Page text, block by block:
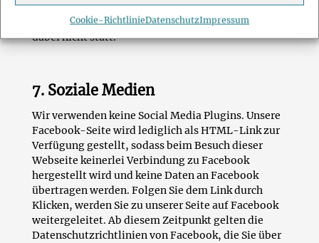
Cookie-RichtlinieDatenschutzImpressum
werden. Die Google Fonts sind lokal installiert.
Eine Verbindung zu Servern von Google findet
dabei nicht statt.
7. Soziale Medien
Wir verwenden keine Social Media Plugins. Unsere
Facebook-Seite wird lediglich als HTML-Link zur
Verfügung gestellt, sodass beim Besuch dieser
Webseite keinerlei Verbindung zu Facebook
hergestellt wird und keine Daten an Facebook
übertragen werden. Folgen Sie dem Link durch
Klicken, werden Sie zu unserer Seite auf Facebook
weitergeleitet. Ab diesem Zeitpunkt gelten die
Datenschutzrichtlinien von Facebook, die Sie über